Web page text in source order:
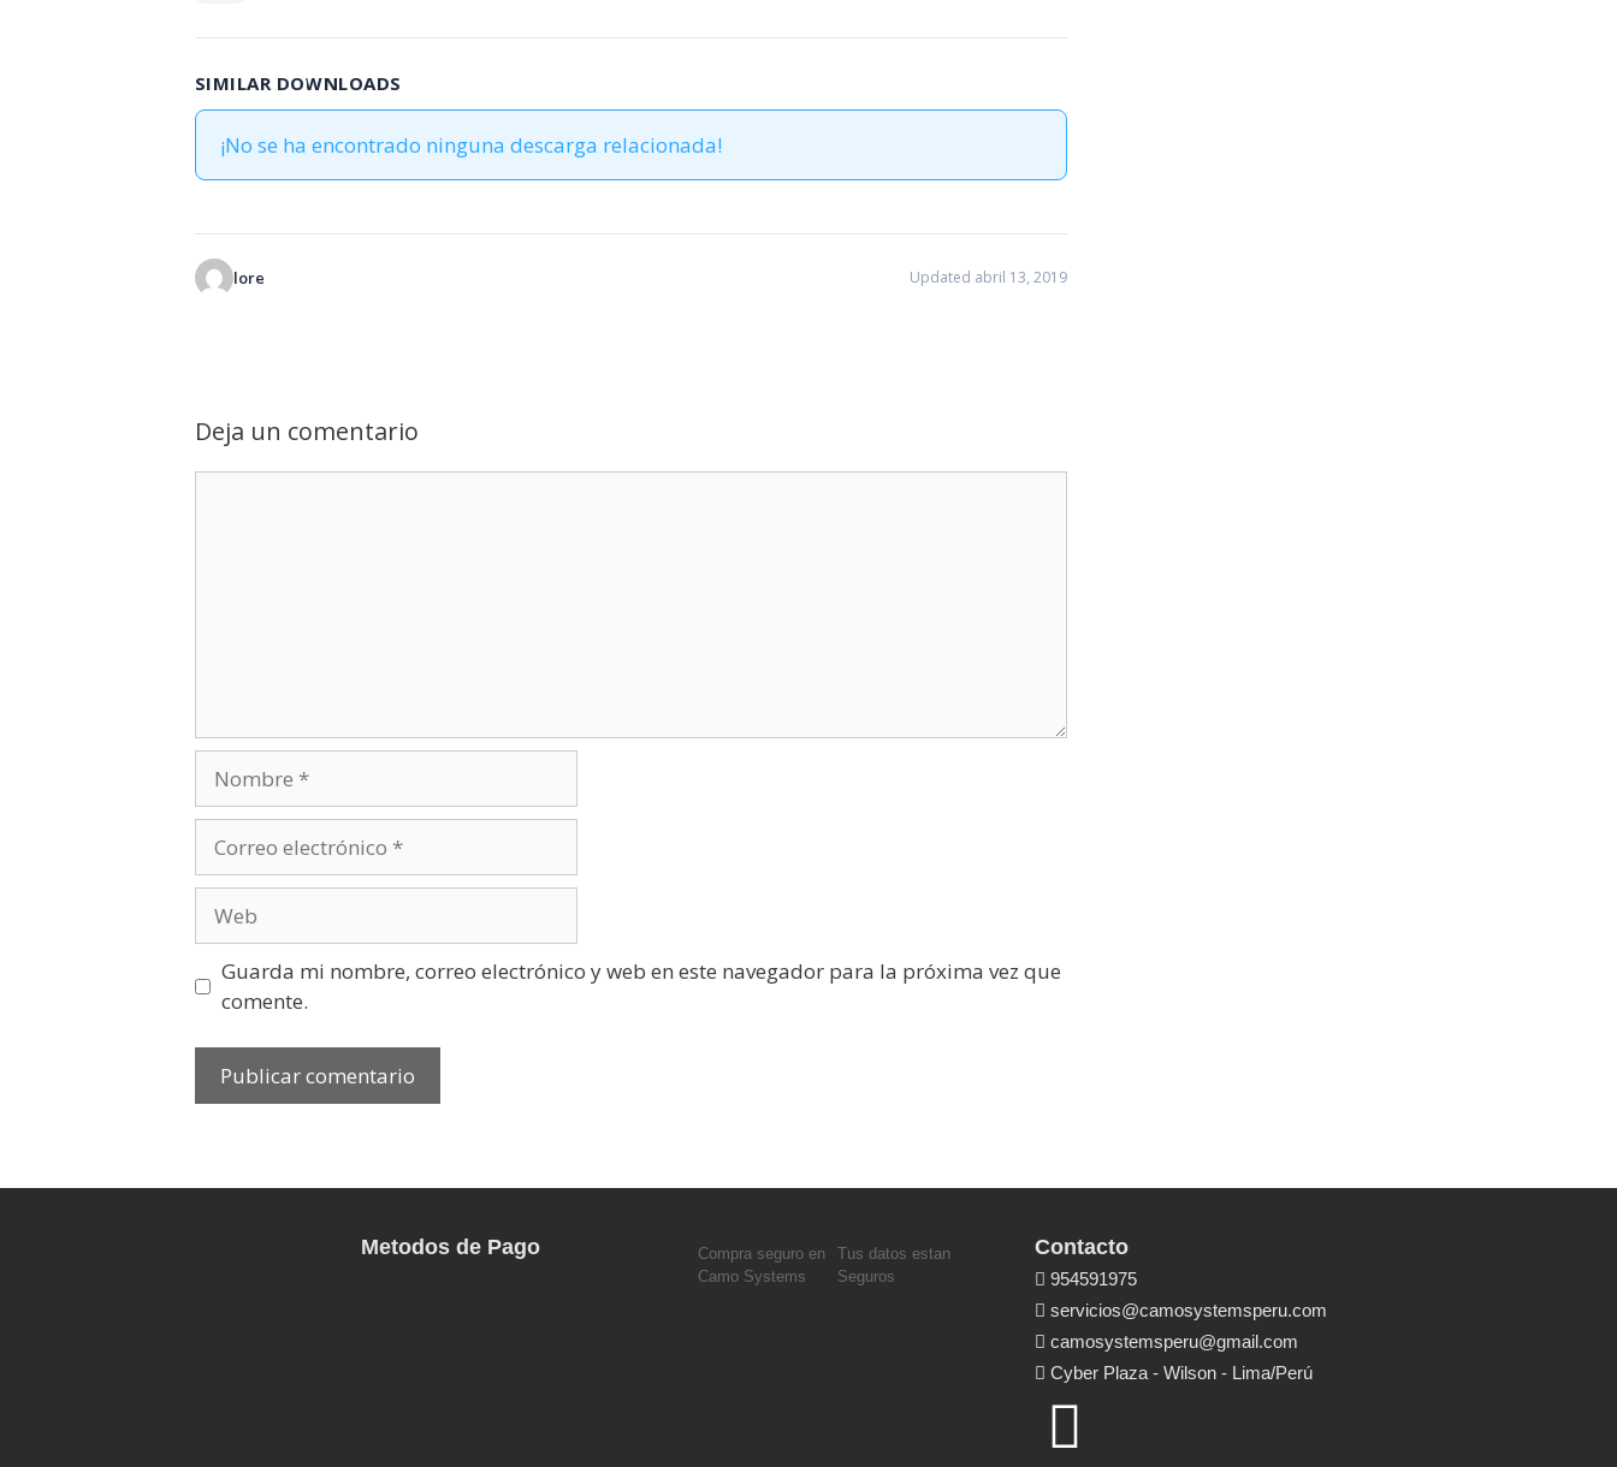
SIMILAR DOWNLOADS
¡No se ha encontrado ninguna descarga relacionada!
lore Updated abril 13, 2019
Deja un comentario
Guarda mi nombre, correo electrónico y web en este navegador para la próxima vez que
comente.
Metodos de Pago
Compra seguro en
Camo Systems
Tus datos estan
Seguros
Contacto
954591975
servicios@camosystemsperu.com
camosystemsperu@gmail.com
Cyber Plaza - Wilson - Lima/Perú